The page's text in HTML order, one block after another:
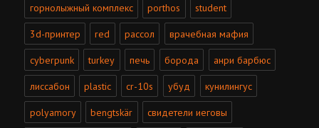
горнолыжный комплекс porthos student
3d-принтер red рассол врачебная мафия
cyberpunk turkey печь борода анри барбюс
лиссабон plastic cr-10s убуд кунилингус
polyamory bengtskär свидетели иеговы